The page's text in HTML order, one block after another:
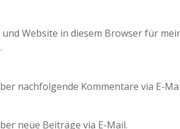
und Website in diesem Browser für
nachfolgende Kommentare via E-
neue Beiträge via E-Mail.